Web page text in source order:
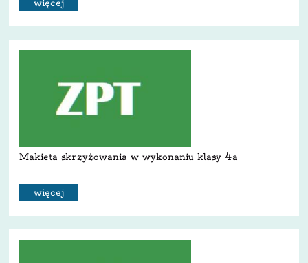
więcej
Makieta skrzyżowania w wykonaniu klasy 4a
więcej